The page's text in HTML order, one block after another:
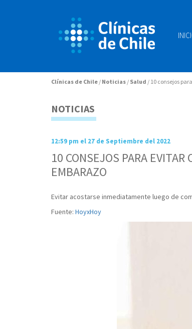
Clínicas de Chile / Noticias / Salud / 10 consejos
NOTICIAS
12:59 pm el 27 de Septiembre del 2022
10 CONSEJOS PARA
EMBARAZO
Evitar acostarse inmediatamente luego de
Fuente: HoyxHoy